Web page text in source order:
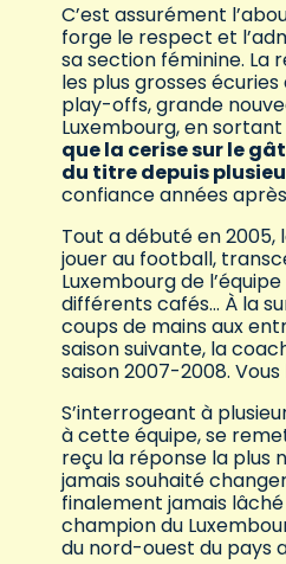
C’est assurément
forge le respect et
sa section féminine. La
les plus grosses
play-offs, grande
Luxembourg, en
que la cerise sur le
du titre depuis
confiance années
Tout a débuté en
jouer au football,
Luxembourg de
différents cafés… À la
coups de mains aux
saison suivante, la
saison 2007-2008. Vous
S’interrogeant à
à cette équipe, se
reçu la réponse la plus
jamais souhaité
finalement jamais
champion du
du nord-ouest du pays